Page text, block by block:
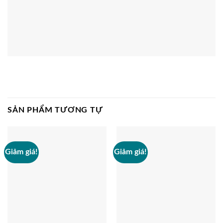
SẢN PHẨM TƯƠNG TỰ
Giảm giá! Giảm giá!